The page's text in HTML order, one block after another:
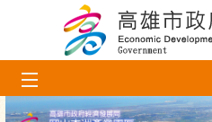
跳到主要內容區塊